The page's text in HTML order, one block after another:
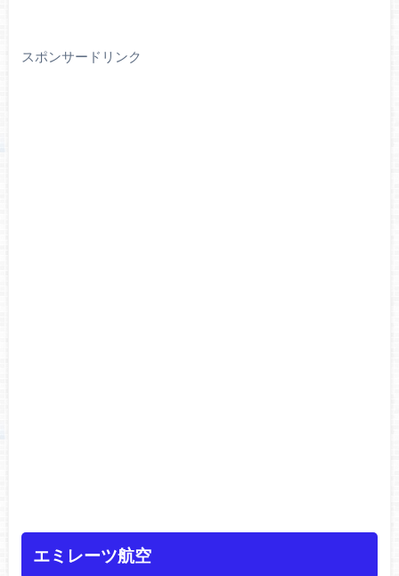
スポンサードリンク
エミレーツ航空